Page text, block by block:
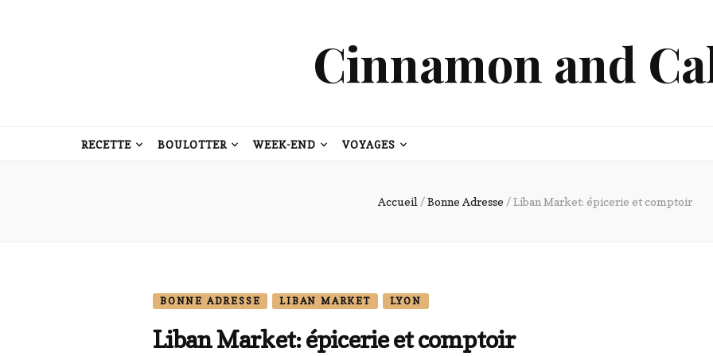
Cinnamon and
RECETTE BOULOTTER WEEK-END VOYAGES
Accueil / Bonne Adresse / Liban Market: épicerie et comptoir
BONNE ADRESSE LIBAN MARKET LYON
Liban Market: épicerie et comptoir